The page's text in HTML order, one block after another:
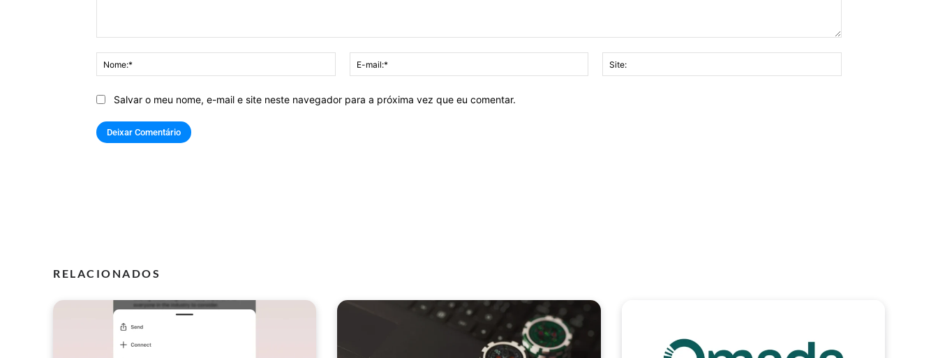
Nome:*
mail:*
Salvar o meu nome, e-mail e site neste navegador para a próxima vez que eu comentar.
RELACIONADOS